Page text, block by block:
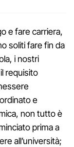
e fare carriera,
soliti fare fin da
i nostri
requisito
e
non tutto è
prima a
all’università;